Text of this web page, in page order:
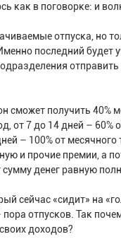
как в поговорке: и
отпуска, но
последний будет
отправить
сможет получить 40%
от 7 до 14 дней – 60%
– 100% от месячного
и прочие премии, а
денег равную
сейчас «сидит» на
отпусков. Так
доходов?